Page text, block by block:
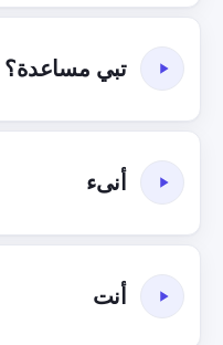
تبي مساعدة؟
أنىء
أنت